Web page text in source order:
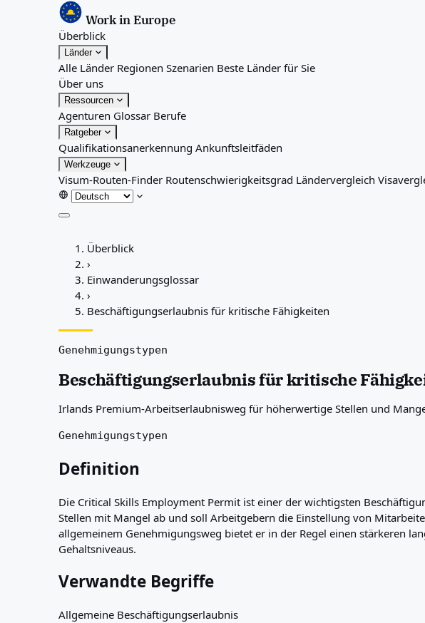
Work in Europe
Überblick
Länder
Alle Länder Regionen Szenarien Beste Länder für Sie
Über uns
Ressourcen
Agenturen Glossar Berufe
Ratgeber
Qualifikationsanerkennung Ankunftsleitfäden
Werkzeuge
Visum-Routen-Finder Routenschwierigkeitsgrad Ländervergleich
Länder
Regionen
Beste Länder für Sie
Ressourcen
Glossar
Ratgeber
Ankunftsleitfäden
Werkzeuge
Visum-Routen-Finder
Ländervergleich
Visavergleiche
Überblick
›
Einwanderungsglossar
›
Beschäftigungserlaubnis für kritische Fähigkeiten
Genehmigungstypen
Beschäftigungserlaubnis für kritische
Irlands Premium-Arbeitserlaubnisweg für höherwertige Stellen und
Genehmigungstypen
Definition
Die Critical Skills Employment Permit ist einer der wichtigsten
Stellen mit Mangel ab und soll Arbeitgebern die Einstellung von
allgemeinem Genehmigungsweg bietet er in der Regel einen stärkeren
Gehaltsniveaus.
Verwandte Begriffe
Allgemeine Beschäftigungserlaubnis